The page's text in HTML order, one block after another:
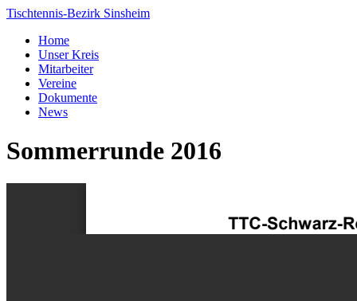
Tischtennis-Bezirk Sinsheim
Home
Unser Kreis
Mitarbeiter
Vereine
Dokumente
News
Sommerrunde 2016